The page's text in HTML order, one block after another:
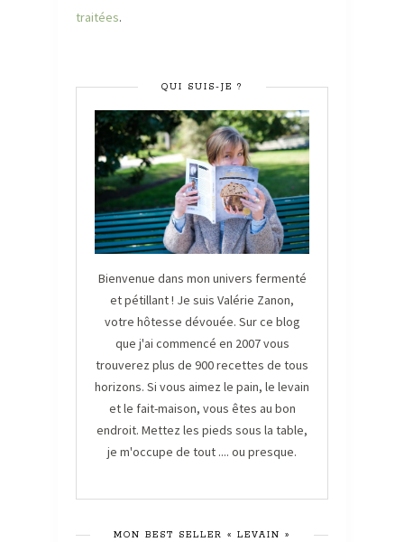
traitées.
QUI SUIS-JE ?
Bienvenue dans mon univers fermenté
et pétillant ! Je suis Valérie Zanon,
votre hôtesse dévouée. Sur ce blog
que j'ai commencé en 2007 vous
trouverez plus de 900 recettes de tous
horizons. Si vous aimez le pain, le levain
et le fait-maison, vous êtes au bon
endroit. Mettez les pieds sous la table,
je m'occupe de tout .... ou presque.
MON BEST SELLER « LEVAIN »